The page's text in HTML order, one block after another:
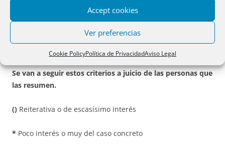
Accept cookies
Ver preferencias
Cookie PolicyPolítica de PrivacidadAviso Legal
¡NO TE LO PIERDAS!DE FEBRERO
VALORACIÓN DE LAS RESOLUCIONES POR SU
Se van a seguir estos criterios a juicio de las personas que
las resumen.
() Reiterativa o de escasísimo interés
* Poco interés o muy del caso concreto